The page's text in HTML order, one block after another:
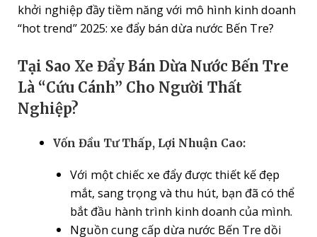
khởi nghiệp đầy tiềm năng với mô hình kinh doanh
“hot trend” 2025: xe đẩy bán dừa nước Bến Tre?
Tại Sao Xe Đẩy Bán Dừa Nước Bến Tre
Là “Cứu Cánh” Cho Người Thất
Nghiệp?
Vốn Đầu Tư Thấp, Lợi Nhuận Cao:
Với một chiếc xe đẩy được thiết kế đẹp
mắt, sang trọng và thu hút, bạn đã có thể
bắt đầu hành trình kinh doanh của mình.
Nguồn cung cấp dừa nước Bến Tre dồi